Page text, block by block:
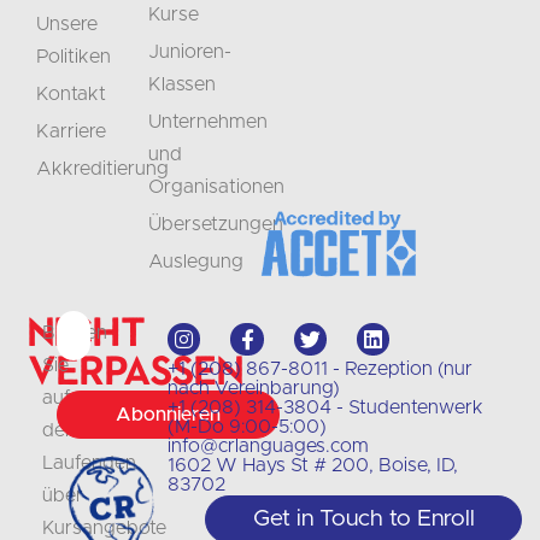
Nicht
verpassen
Bleiben
Sie
auf
dem
Laufenden
über
Kursangebote
Abonnieren
+1 (208) 867-8011 - Rezeption (nur
nach Vereinbarung)
+1 (208) 314-3804 - Studentenwerk
(M-Do 9:00-5:00)
info@crlanguages.com
1602 W Hays St # 200, Boise, ID,
83702
Unsere
Politiken
Kontakt
Karriere
Akkreditierung
Kurse
Junioren-
Klassen
Unternehmen
und
Organisationen
Übersetzungen
Auslegung
Get in Touch to Enroll